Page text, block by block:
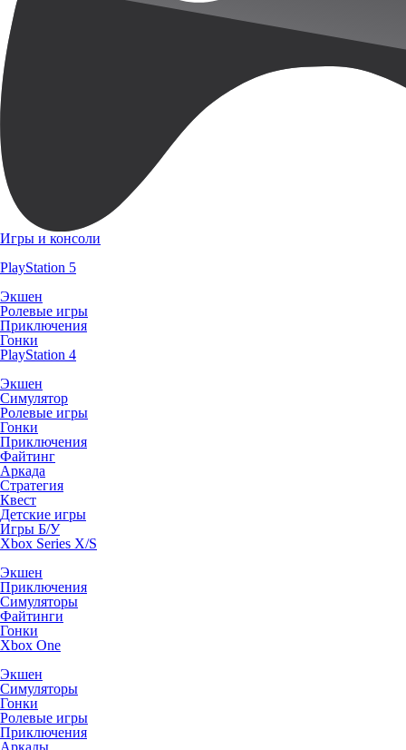
Игры и консоли
PlayStation 5
Экшен
Ролевые игры
Приключения
Гонки
PlayStation 4
Экшен
Симулятор
Ролевые игры
Гонки
Приключения
Файтинг
Аркада
Стратегия
Квест
Детские игры
Игры Б/У
Xbox Series X/S
Экшен
Приключения
Симуляторы
Файтинги
Гонки
Xbox One
Экшен
Симуляторы
Гонки
Ролевые игры
Приключения
Аркады